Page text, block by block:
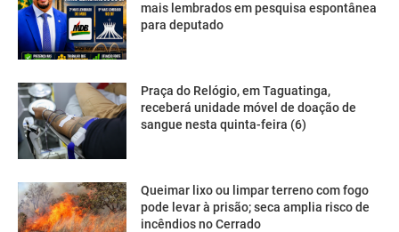
mais lembrados em pesquisa espontânea
para deputado
Praça do Relógio, em Taguatinga,
receberá unidade móvel de doação de
sangue nesta quinta-feira (6)
Queimar lixo ou limpar terreno com fogo
pode levar à prisão; seca amplia risco de
incêndios no Cerrado